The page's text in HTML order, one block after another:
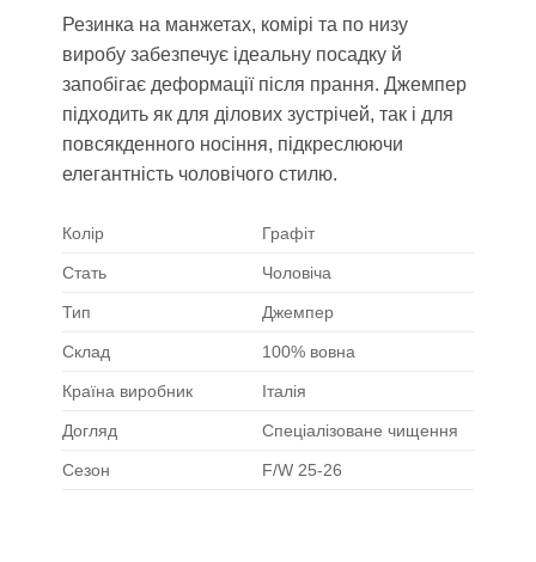
Резинка на манжетах, комірі та по низу
виробу забезпечує ідеальну посадку й
запобігає деформації після прання. Джемпер
підходить як для ділових зустрічей, так і для
повсякденного носіння, підкреслюючи
елегантність чоловічого стилю.
Колір Графіт
Стать Чоловіча
Тип Джемпер
Склад 100% вовна
Країна виробник Італія
Догляд Спеціалізоване чищення
Сезон F/W 25-26